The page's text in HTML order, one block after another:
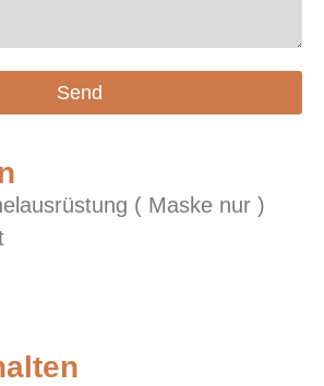
Send
( Maske nur )